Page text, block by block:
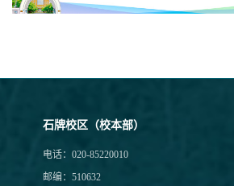
石牌校区（校本部）
电话：020-85220010
邮编：510632